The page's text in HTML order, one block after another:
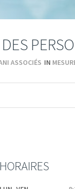
ASSOCIÉS IN
HORAIRES